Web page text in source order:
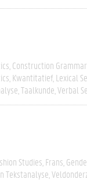
Construction Grammar
Kwantitatief Lexical
Taalkunde Verbal
Studies Frans
Tekstanalyse